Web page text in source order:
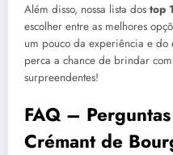
Além disso, nossa lista dos top
escolher entre as melhores
um pouco da experiência e do
perca a chance de brindar
surpreendentes!
FAQ –
Crémant de